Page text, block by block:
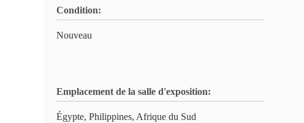
Condition:
Nouveau
Emplacement de la salle d'exposition:
Égypte, Philippines, Afrique du Sud